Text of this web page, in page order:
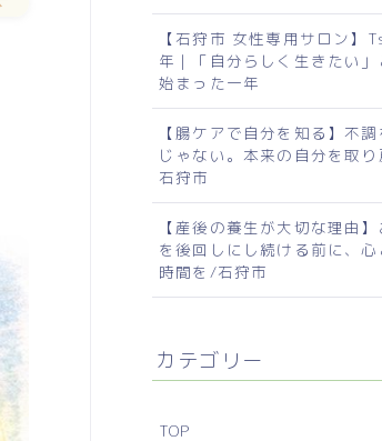
【石狩市 女性専用サロン】
年｜「自分らしく生きたい
始まった一年
【腸ケアで自分を知る】不
じゃない。本来の自分を取
石狩市
【産後の養生が大切な理由
を後回しにし続ける前に、
時間を/石狩市
カテゴリー
TOP